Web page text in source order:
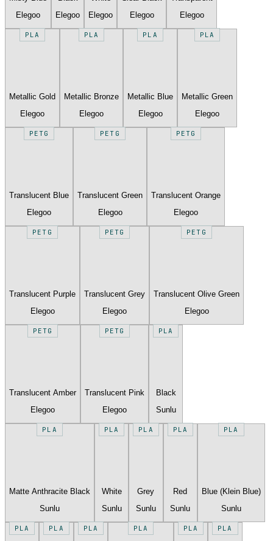
Elegoo
Elegoo
Elegoo
Elegoo
Elegoo
PLA
Metallic Gold
Elegoo
PLA
Metallic Bronze
Elegoo
PLA
Metallic Blue
Elegoo
PLA
Metallic Green
Elegoo
PETG
Translucent Blue
Elegoo
PETG
Translucent Green
Elegoo
PETG
Translucent Orange
Elegoo
PETG
Translucent Purple
Elegoo
PETG
Translucent Grey
Elegoo
PETG
Translucent Olive Green
Elegoo
PETG
Translucent Amber
Elegoo
PETG
Translucent Pink
Elegoo
PLA
Black
Sunlu
PLA
Matte Anthracite Black
Sunlu
PLA
White
Sunlu
PLA
Grey
Sunlu
PLA
Red
Sunlu
PLA
Blue (Klein Blue)
Sunlu
PLA PLA PLA PLA PLA PLA